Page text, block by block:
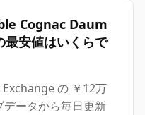
Cognac Daum
安値はいくらで
の ￥12万
ータから毎日更新